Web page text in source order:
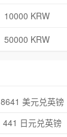
10000 KRW
50000 KRW
8641 美元兑英镑
441 日元兑英镑